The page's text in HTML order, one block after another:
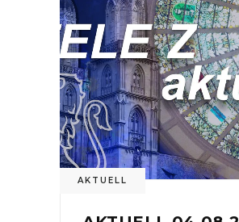
AKTUELL